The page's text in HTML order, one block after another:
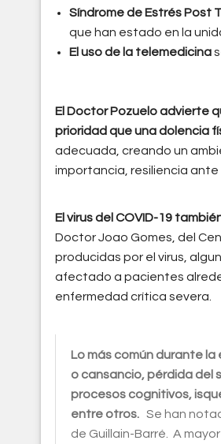
Síndrome de Estrés Post
que han estado en la
El uso de la telemedicina
El Doctor Pozuelo advierte
prioridad que una dolencia
adecuada, creando un
importancia, resiliencia ante
El virus del COVID-19
Doctor Joao Gomes, del
producidas por el virus,
afectado a pacientes
enfermedad crítica severa.
Lo más común durante
o cansancio, pérdida del
procesos cognitivos,
entre otros. Se han
de Guillain-Barré. A